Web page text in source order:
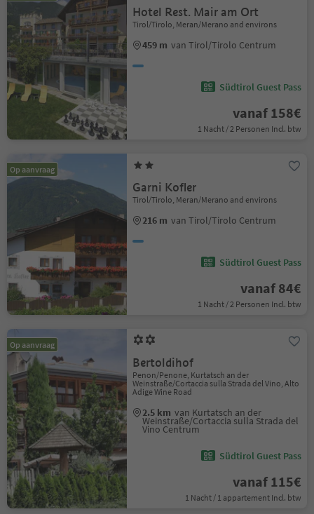
Hotel Rest. Mair am Ort
Tirol/Tirolo, Meran/Merano and environs
459 m van Tirol/Tirolo Centrum
Südtirol Guest Pass
vanaf 158€
1 Nacht / 2 Personen Incl. btw
Op aanvraag
Garni Kofler
Tirol/Tirolo, Meran/Merano and environs
216 m van Tirol/Tirolo Centrum
Südtirol Guest Pass
vanaf 84€
1 Nacht / 2 Personen Incl. btw
Op aanvraag
Bertoldihof
Penon/Penone, Kurtatsch an der
Weinstraße/Cortaccia sulla Strada del Vino, Alto
Adige Wine Road
2.5 km van Kurtatsch an der
Weinstraße/Cortaccia sulla Strada del
Vino Centrum
Südtirol Guest Pass
vanaf 115€
1 Nacht / 1 appartement Incl. btw